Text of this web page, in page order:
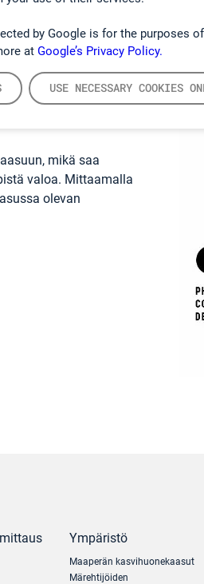
by Google is for the purposes
at Google’s Privacy Policy.
USE NECESSARY COOKIES
mikä saa
valoa. Mittaamalla
olevan
Ympäristö
Maaperän kasvihuonekaasut
Märehtijöiden